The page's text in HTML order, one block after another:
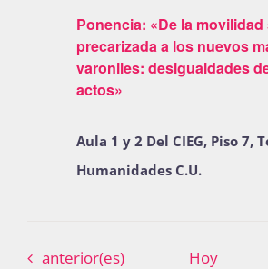
Ponencia: «De la
precarizada a los nuevos
varoniles: desigualdades
actos»
Aula 1 y 2 Del CIEG, Piso 7,
Humanidades C.U.
Eventos
anterior(es) Hoy